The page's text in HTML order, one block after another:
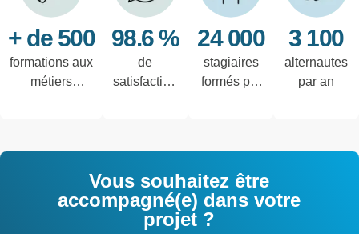
+ de 500
formations aux
métiers
98.6 %
de
satisfaction
24 000
stagiaires
formés par
3 100
alternautes
par an
Vous souhaitez être
accompagné(e) dans votre
projet ?